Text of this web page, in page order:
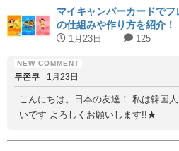
マイキャンパーカードで
の仕組みや作り方を紹介！
1月23日 125
두쫀쿠 1月23日
こんにちは。日本の友達！ 私は韓国
いです よろしくお願いします!!★